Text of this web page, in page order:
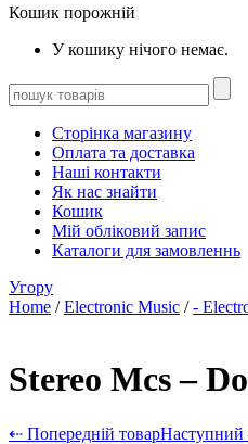
Кошик порожній
У кошику нічого немає.
Сторінка магазину
Оплата та доставка
Наші контакти
Як нас знайти
Кошик
Мій обліковий запис
Каталоги для замовленнь
Угору
Home /Electronic Music /-
Stereo Mcs –
⇠ Попередній товарНаступний